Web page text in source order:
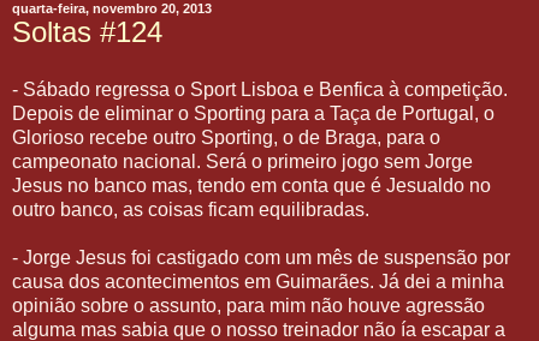
quarta-feira, novembro 20, 2013
Soltas #124
- Sábado regressa o Sport Lisboa e Benfica à competição.
Depois de eliminar o Sporting para a Taça de Portugal, o
Glorioso recebe outro Sporting, o de Braga, para o
campeonato nacional. Será o primeiro jogo sem Jorge
Jesus no banco mas, tendo em conta que é Jesualdo no
outro banco, as coisas ficam equilibradas.
- Jorge Jesus foi castigado com um mês de suspensão por
causa dos acontecimentos em Guimarães. Já dei a minha
opinião sobre o assunto, para mim não houve agressão
alguma mas sabia que o nosso treinador não ía escapar a